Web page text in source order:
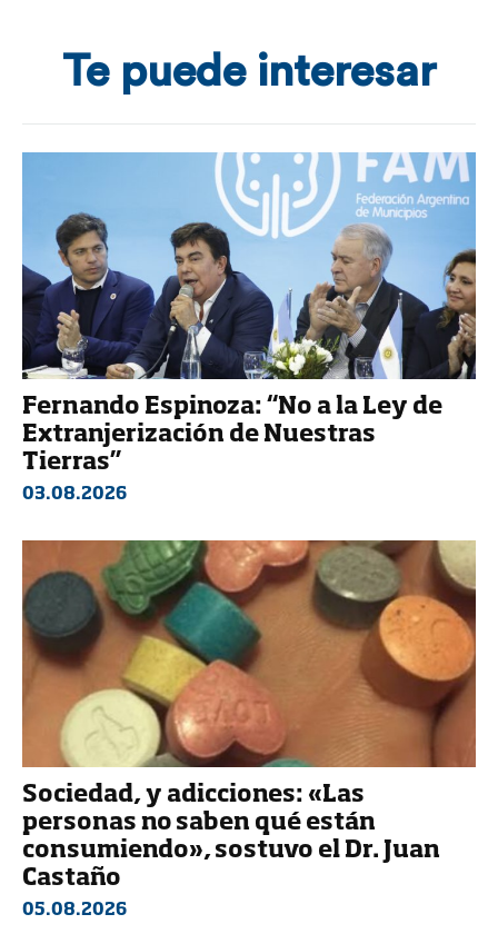
Te puede interesar
Fernando Espinoza: “No a la Ley de
Extranjerización de Nuestras
Tierras”
03.08.2026
Sociedad, y adicciones: «Las
personas no saben qué están
consumiendo», sostuvo el Dr. Juan
Castaño
05.08.2026